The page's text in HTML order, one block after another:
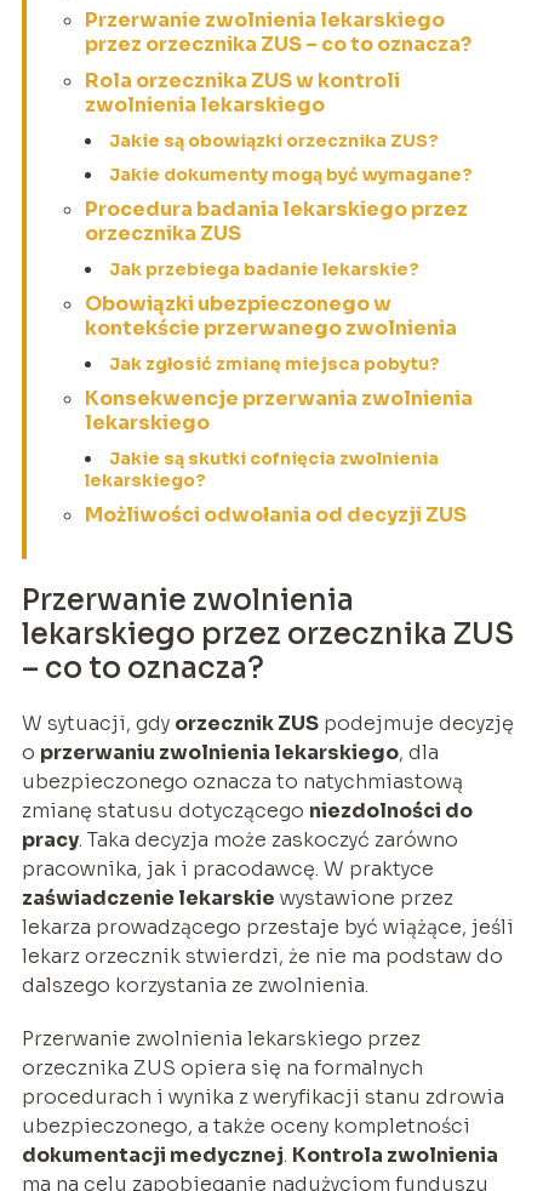
Przerwanie zwolnienia lekarskiego
przez orzecznika ZUS – co to oznacza?
Rola orzecznika ZUS w kontroli
zwolnienia lekarskiego
Jakie są obowiązki orzecznika ZUS?
Jakie dokumenty mogą być wymagane?
Procedura badania lekarskiego przez
orzecznika ZUS
Jak przebiega badanie lekarskie?
Obowiązki ubezpieczonego w
kontekście przerwanego zwolnienia
Jak zgłosić zmianę miejsca pobytu?
Konsekwencje przerwania zwolnienia
lekarskiego
Jakie są skutki cofnięcia zwolnienia
lekarskiego?
Możliwości odwołania od decyzji ZUS
Przerwanie zwolnienia
lekarskiego przez orzecznika ZUS
– co to oznacza?
W sytuacji, gdy orzecznik ZUSpodejmuje decyzję
o przerwaniu zwolnienia lekarskiego, dla
ubezpieczonego oznacza to natychmiastową
zmianę statusu dotyczącego niezdolności do
pracy. Taka decyzja może zaskoczyć zarówno
pracownika, jak i pracodawcę. W praktyce
zaświadczenie lekarskie wystawione przez
lekarza prowadzącego przestaje być wiążące, jeśli
lekarz orzecznik stwierdzi, że nie ma podstaw do
dalszego korzystania ze zwolnienia.
Przerwanie zwolnienia lekarskiego przez
orzecznika ZUS opiera się na formalnych
procedurach i wynika z weryfikacji stanu zdrowia
ubezpieczonego, a także oceny kompletności
dokumentacji medycznej. Kontrola zwolnienia
ma na celu zapobieganie nadużyciom funduszu